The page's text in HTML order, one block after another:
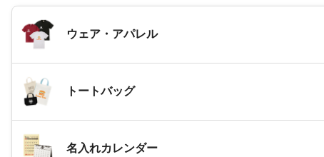
ウェア・アパレル
トートバッグ
名入れカレンダー